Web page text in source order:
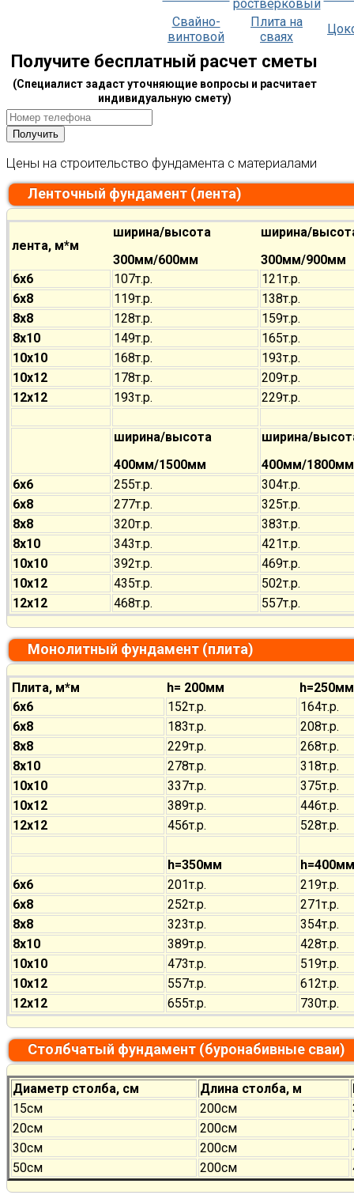
ростверковый
Свайно-
винтовой
Плита на
сваях
Получите бесплатный расчет сметы
(Специалист задаст уточняющие вопросы и расчитает
индивидуальную смету)
Цены на строительство фундамента с материалами
Ленточный фундамент (лента)
лента, м*м
ширина/высота
300мм/600мм
ширина/
300мм/900мм
6х6
107т.р.
121т.р.
6х8
119т.р.
138т.р.
8х8
128т.р.
159т.р.
8х10
149т.р.
165т.р.
10х10
168т.р.
193т.р.
10х12
178т.р.
209т.р.
12х12
193т.р. 229т.р.
ширина/высота
400мм/1500мм
ширина/
400мм/1800мм
6х6
255т.р.
304т.р.
6х8
277т.р.
325т.р.
8х8
320т.р.
383т.р.
8х10
343т.р.
421т.р.
10х10
392т.р.
469т.р.
10х12
435т.р.
502т.р.
12х12
468т.р. 557т.р.
Монолитный фундамент (плита)
Плита, м*м h= 200мм
h=250мм
6х6
152т.р.
164т.р.
6х8
183т.р.
208т.р.
8х8
229т.р.
268т.р.
8х10
278т.р.
318т.р.
10х10
337т.р.
375т.р.
10х12
389т.р.
446т.р.
12х12
456т.р. 528т.р.
h=350мм
h=400мм
6х6
201т.р.
219т.р.
6х8
252т.р.
271т.р.
8х8
323т.р.
354т.р.
8х10
389т.р.
428т.р.
10х10
473т.р.
519т.р.
10х12
557т.р.
612т.р.
12х12
655т.р. 730т.р.
Столбчатый фундамент (буронабивные сваи)
Диаметр столба, см Длина столба, м
15см
200см
20см
200см
30см
200см
50см
200см